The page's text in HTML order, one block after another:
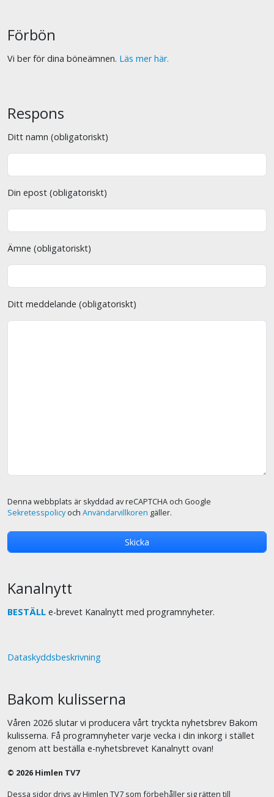
Förbön
Vi ber för dina böneämnen. Läs mer här.
Respons
Ditt namn (obligatoriskt)
Din epost (obligatoriskt)
Ämne (obligatoriskt)
Ditt meddelande (obligatoriskt)
Denna webbplats är skyddad av reCAPTCHA och Google
Sekretesspolicyoch Användarvillkoren gäller.
Kanalnytt
BESTÄLL e-brevet Kanalnytt med programnyheter.
Dataskyddsbeskrivning
Bakom kulisserna
Våren 2026 slutar vi producera vårt tryckta nyhetsbrev Bakom
kulisserna. Få programnyheter varje vecka i din inkorg i stället
genom att beställa e-nyhetsbrevet Kanalnytt ovan!
© 2026 Himlen TV7
Dessa sidor drivs av Himlen TV7 som förbehåller sig rätten till